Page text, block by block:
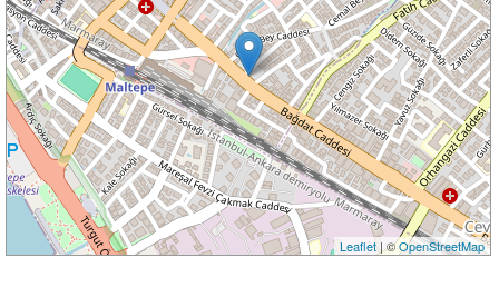
Leaflet| ©OpenStreetMap